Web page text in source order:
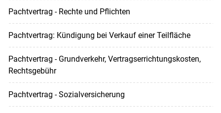
Pachtvertrag - Rechte und Pflichten
Pachtvertrag: Kündigung bei Verkauf einer Teilfläche
Pachtvertrag - Grundverkehr, Vertragserrichtungskosten,
Rechtsgebühr
Pachtvertrag - Sozialversicherung